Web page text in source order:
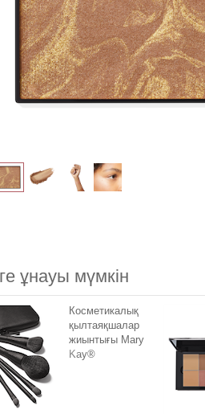
ұнауы мүмкін
Косметикалық
қылтаяқшалар
жиынтығы Mary
Kay®